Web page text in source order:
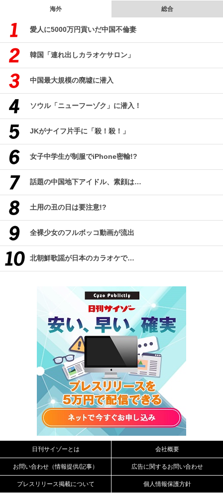
海外 総合
愛人に5000万円貢いだ中国不倫妻
韓国「連れ出しカラオケサロン」
中国最大規模の廃墟に潜入
ソウル「ニューフーゾク」に潜入！
JKがナイフ片手に「殺！殺！」
女子中学生が制服でiPhone密輸!?
話題の中国地下アイドル、素顔は…
土用の丑の日は要注意!?
全裸少女のフルボッコ動画が流出
北朝鮮歌謡が日本のカラオケで…
日刊サイゾーとは 会社概要
お問い合わせ（情報提供/記事） 広告に関するお問い合わせ
プレスリリース掲載について 個人情報保護方針